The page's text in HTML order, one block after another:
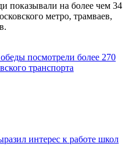
показывали на более чем 34
метро, трамваев,
интерес к работе школ